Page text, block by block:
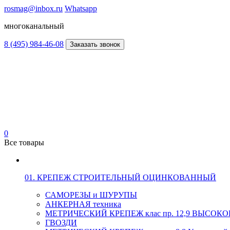
rosmag@inbox.ru Whatsapp
многоканальный
8 (495) 984-46-08 Заказать звонок
0
Все товары
01. КРЕПЕЖ СТРОИТЕЛЬНЫЙ ОЦИНКОВАННЫЙ
САМОРЕЗЫ и ШУРУПЫ
АНКЕРНАЯ техника
МЕТРИЧЕСКИЙ КРЕПЕЖ клас пр. 12,9
ГВОЗДИ